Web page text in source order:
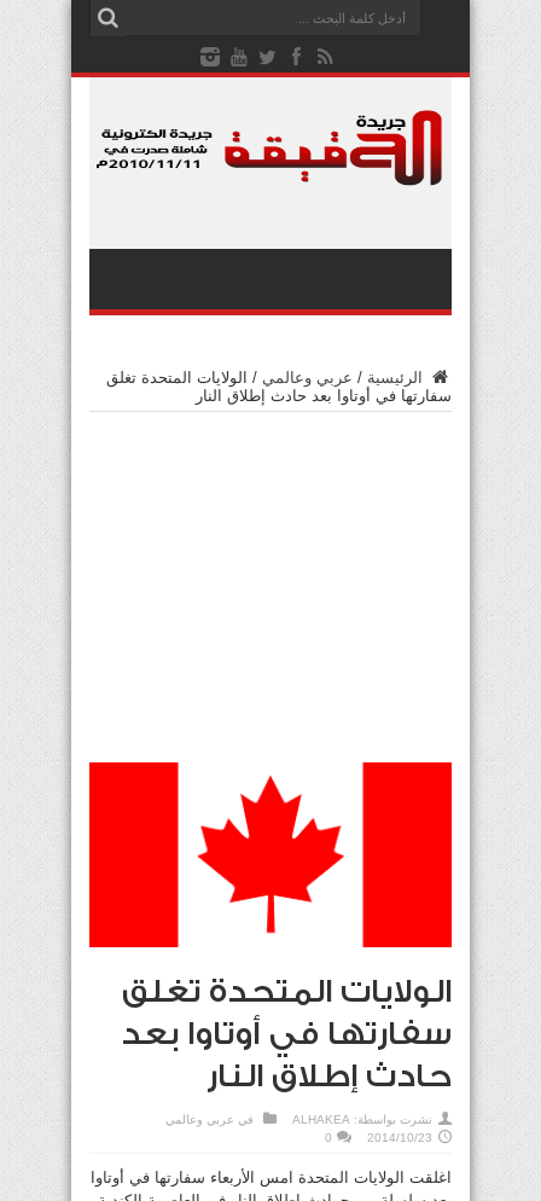
الرئيسية / عربي وعالمي / الولايات المتحدة تغلق
سفارتها في أوتاوا بعد حادث إطلاق النار
الولايات المتحدة تغلق
سفارتها في أوتاوا بعد
حادث إطلاق النار
نشرت بواسطة: ALHAKEA في عربي وعالمي
2014/10/23
0
اغلقت الولايات المتحدة امس الأربعاء سفارتها في أوتاوا